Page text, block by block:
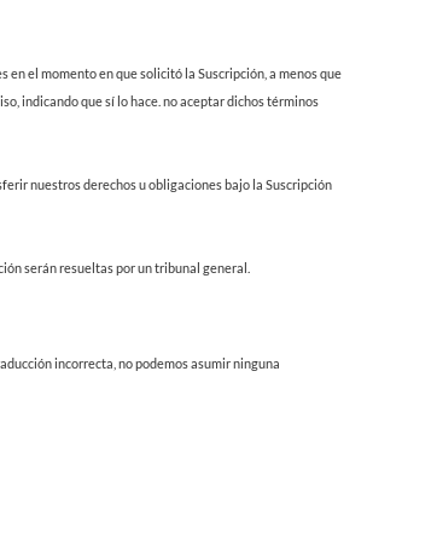
el momento en que solicitó la Suscripción, a menos que
indicando que sí lo hace. no aceptar dichos términos
nuestros derechos u obligaciones bajo la Suscripción
serán resueltas por un tribunal general.
incorrecta, no podemos asumir ninguna